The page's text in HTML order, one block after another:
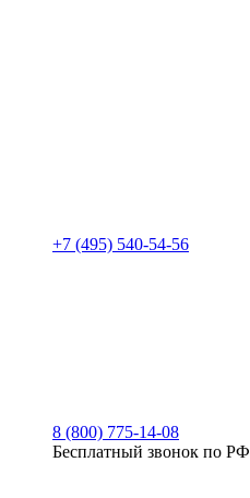
+7 (495) 540-54-56
8 (800) 775-14-08
Бесплатный звонок по РФ